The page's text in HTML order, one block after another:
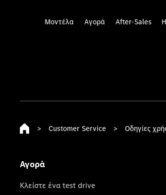
Μοντέλα Αγορά After-Sales
> Customer Service > Οδηγίες
Αγορά
Κλείστε ένα test drive